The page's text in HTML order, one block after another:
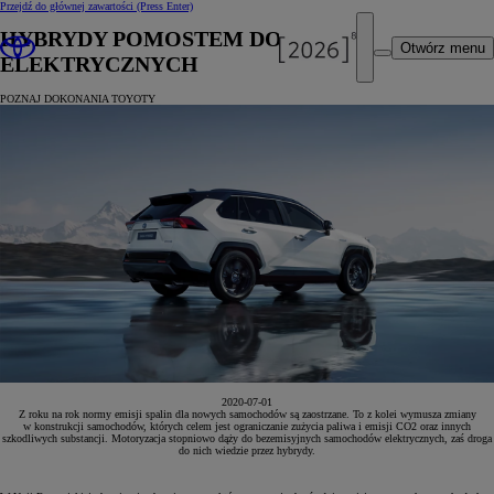
Przejdź do głównej zawartości (Press Enter)
Otwórz menu
HYBRYDY POMOSTEM DO AUT
ELEKTRYCZNYCH
POZNAJ DOKONANIA TOYOTY
2020-07-01
Z roku na rok normy emisji spalin dla nowych samochodów są zaostrzane. To z kolei wymusza zmiany
w konstrukcji samochodów, których celem jest ograniczanie zużycia paliwa i emisji CO2 oraz innych
szkodliwych substancji. Motoryzacja stopniowo dąży do bezemisyjnych samochodów elektrycznych, zaś droga
do nich wiedzie przez hybrydy.